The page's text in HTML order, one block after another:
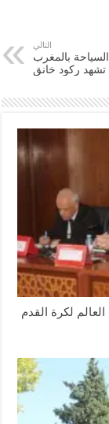
التالي
بالمغرب
تشهد ركود خانق
لكرة القدم